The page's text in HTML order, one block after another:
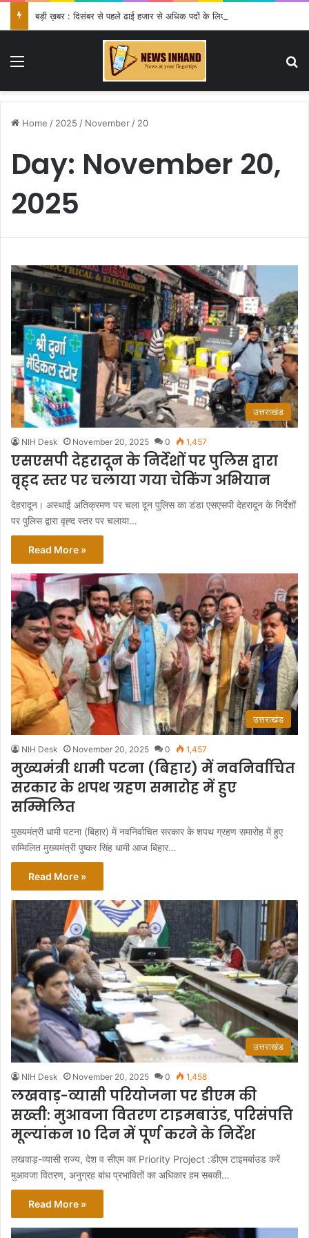
बड़ी ख़बर : दिसंबर से पहले ढाई हजार से अधिक पदों के लिए भरे जाएंगे फार्म
Menu
Home / 2025 / November / 20
Day: November 20,
2025
उत्तराखंड
NIH Desk November 20, 2025 0 1,457
एसएसपी देहरादून के निर्देशों पर पुलिस द्वारा
वृह्द स्तर पर चलाया गया चेकिंग अभियान
देहरादून। अस्थाई अतिक्रमण पर चला दून पुलिस का डंडा एसएसपी देहरादून के निर्देशों
पर पुलिस द्वारा वृह्द स्तर पर चलाया…
Read More »
उत्तराखंड
NIH Desk November 20, 2025 0 1,457
मुख्यमंत्री धामी पटना (बिहार) में नवनिर्वाचित
सरकार के शपथ ग्रहण समारोह में हुए
सम्मिलित
मुख्यमंत्री धामी पटना (बिहार) में नवनिर्वाचित सरकार के शपथ ग्रहण समारोह में हुए
सम्मिलित मुख्यमंत्री पुष्कर सिंह धामी आज बिहार…
Read More »
उत्तराखंड
NIH Desk November 20, 2025 0 1,458
लखवाड़-व्यासी परियोजना पर डीएम की
सख्ती: मुआवजा वितरण टाइमबाउंड, परिसंपत्ति
मूल्यांकन 10 दिन में पूर्ण करने के निर्देश
लखवाड़-व्यासी राज्य, देश व सीएम का Priority Project :डीएम टाइमबांउड करें
मुआवजा वितरण, अनुग्रह बांध प्रभावितों का अधिकार हम सबकी…
Read More »